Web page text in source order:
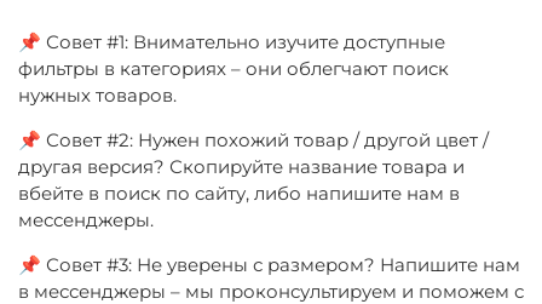
📌 Совет #1: Внимательно изучите доступные
фильтры в категориях – они облегчают поиск
нужных товаров.
📌 Совет #2: Нужен похожий товар / другой цвет /
другая версия? Скопируйте название товара и
вбейте в поиск по сайту, либо напишите нам в
мессенджеры.
📌 Совет #3: Не уверены с размером? Напишите нам
в мессенджеры – мы проконсультируем и поможем с